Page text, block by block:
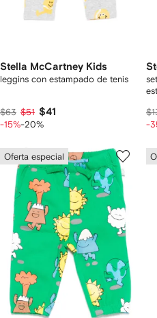
Stella McCartney Kids
leggins con estampado de tenis
$63 $51 $41
-15%-20% -
Oferta especial